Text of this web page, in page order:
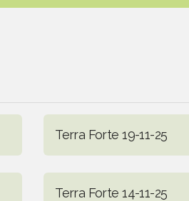
Terra Forte 19-11-25
Terra Forte 14-11-25